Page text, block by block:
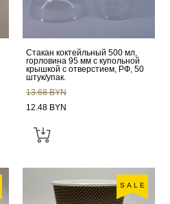
Стакан коктейльный 500 мл,
горловина 95 мм с купольной
крышкой с отверстием, РФ, 50
штук/упак.
13.68 BYN
12.48 BYN
SALE